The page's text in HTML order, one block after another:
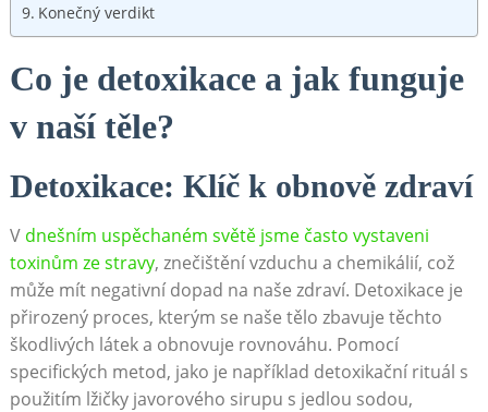
Konečný verdikt
Co je ⁤detoxikace a jak funguje⁤
v​ naší těle?
Detoxikace: Klíč k obnově zdraví
V dnešním uspěchaném světě jsme ⁣často vystaveni
toxinům ze stravy, znečištění vzduchu a chemikálií, což
‌může mít negativní⁢ dopad na naše zdraví. ​Detoxikace je
přirozený proces, kterým ​se ⁤naše ⁢tělo zbavuje těchto
škodlivých‌ látek a⁣ obnovuje rovnováhu. Pomocí
specifických ‌metod,⁢ jako je⁢ například detoxikační rituál ⁢s
použitím⁢ lžičky javorového sirupu s jedlou sodou,